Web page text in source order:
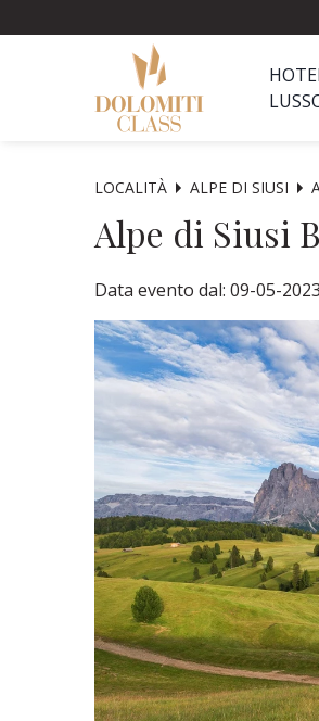
LOCALITÀ ALPE DI SIUSI
Alpe di Siusi
Data evento dal: 09-05-